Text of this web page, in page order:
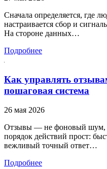
Сначала определяется, где
настраивается сбор и
На стороне данных…
Подробнее
Как управлять
пошаговая система
26 мая 2026
Отзывы — не фоновый шум,
порядок действий прост:
вежливый точный ответ…
Подробнее